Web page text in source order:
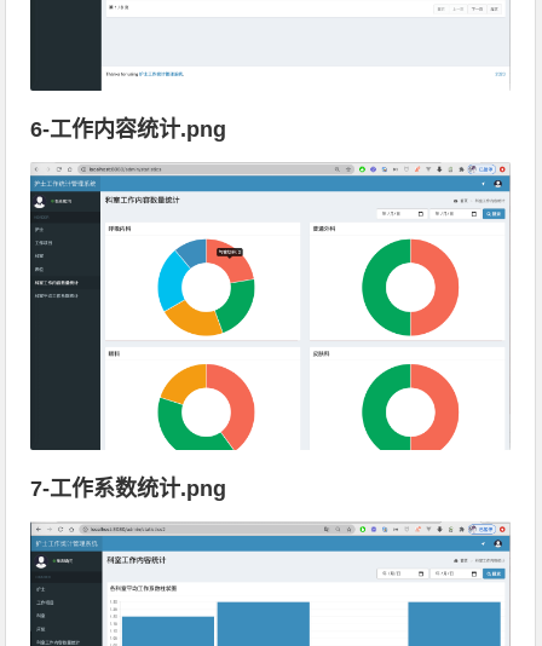
6-工作内容统计.png
7-工作系数统计.png